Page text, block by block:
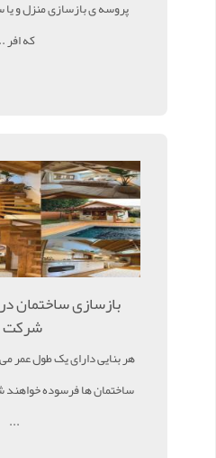
پروسه ی بازسازی منزل و
که افر
بازسازی ساختمان
هر بنایی دارای یک طول عمر
ساختمان ها فرسوده خواهند
...